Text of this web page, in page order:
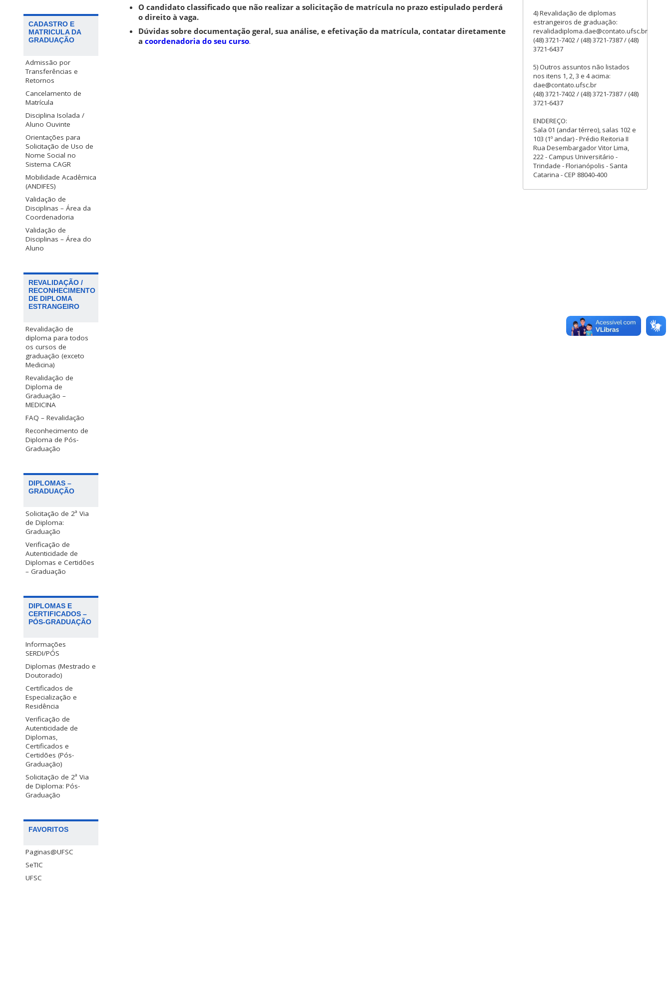
CADASTRO E
MATRICULA DA
GRADUAÇÃO
Admissão por
Transferências e
Retornos
Cancelamento de
Matrícula
Disciplina Isolada /
Aluno Ouvinte
Orientações para
Solicitação de Uso de
Nome Social no
Sistema CAGR
Mobilidade Acadêmica
(ANDIFES)
Validação de
Disciplinas – Área da
Coordenadoria
Validação de
Disciplinas – Área do
Aluno
REVALIDAÇÃO /
RECONHECIMENTO
DE DIPLOMA
ESTRANGEIRO
Revalidação de
diploma para todos
os cursos de
graduação (exceto
Medicina)
Revalidação de
Diploma de
Graduação –
MEDICINA
FAQ – Revalidação
Reconhecimento de
Diploma de Pós-
Graduação
DIPLOMAS –
GRADUAÇÃO
Solicitação de 2ª Via
de Diploma:
Graduação
Verificação de
Autenticidade de
Diplomas e Certidões
– Graduação
DIPLOMAS E
CERTIFICADOS –
PÓS-GRADUAÇÃO
Informações
SERDI/PÓS
Diplomas (Mestrado e
Doutorado)
Certificados de
Especialização e
Residência
Verificação de
Autenticidade de
Diplomas,
Certificados e
Certidões (Pós-
Graduação)
Solicitação de 2ª Via
de Diploma: Pós-
Graduação
FAVORITOS
Paginas@UFSC
SeTIC
UFSC
O candidato classificado que não realizar a solicitação de matrícula no prazo estipulado perderá
o direito à vaga.
Dúvidas sobre documentação geral, sua análise, e efetivação da matrícula, contatar diretamente
a coordenadoria do seu curso.
4) Revalidação de diplomas
estrangeiros de graduação:
revalidadiploma.dae@contato.ufsc.br
(48) 3721-7402 / (48) 3721-7387 / (48)
3721-6437
5) Outros assuntos não listados
nos itens 1, 2, 3 e 4 acima:
dae@contato.ufsc.br
(48) 3721-7402 / (48) 3721-7387 / (48)
3721-6437
ENDEREÇO:
Sala 01 (andar térreo), salas 102 e
103 (1º andar) - Prédio Reitoria II
Rua Desembargador Vitor Lima,
222 - Campus Universitário -
Trindade - Florianópolis - Santa
Catarina - CEP 88040-400